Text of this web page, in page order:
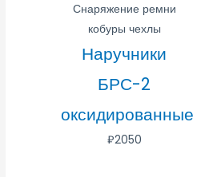
Снаряжение ремни
кобуры чехлы
Наручники
БРС-2
оксидированные
₽2050